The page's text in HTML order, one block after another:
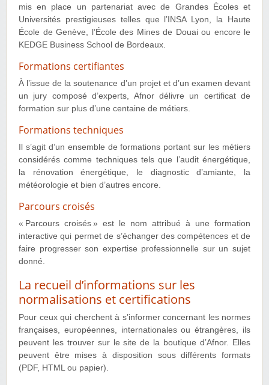
mis en place un partenariat avec de Grandes Écoles et
Universités prestigieuses telles que l’INSA Lyon, la Haute
École de Genève, l’École des Mines de Douai ou encore le
KEDGE Business School de Bordeaux.
Formations certifiantes
À l’issue de la soutenance d’un projet et d’un examen devant
un jury composé d’experts, Afnor délivre un certificat de
formation sur plus d’une centaine de métiers.
Formations techniques
Il s’agit d’un ensemble de formations portant sur les métiers
considérés comme techniques tels que l’audit énergétique,
la rénovation énergétique, le diagnostic d’amiante, la
météorologie et bien d’autres encore.
Parcours croisés
« Parcours croisés » est le nom attribué à une formation
interactive qui permet de s’échanger des compétences et de
faire progresser son expertise professionnelle sur un sujet
donné.
La recueil d’informations sur les
normalisations et certifications
Pour ceux qui cherchent à s’informer concernant les normes
françaises, européennes, internationales ou étrangères, ils
peuvent les trouver sur le site de la boutique d’Afnor. Elles
peuvent être mises à disposition sous différents formats
(PDF, HTML ou papier).